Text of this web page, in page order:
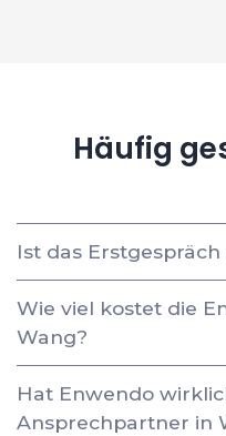
Häufig
Ist das
Wie viel kostet die
Wang?
Hat Enwendo
Ansprechpartner in